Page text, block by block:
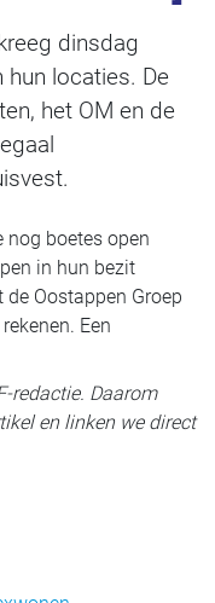
dinsdag
locaties. De
het OM en de
boetes open
in hun bezit
de Oostappen Groep
Een
redactie. Daarom
en linken we direct